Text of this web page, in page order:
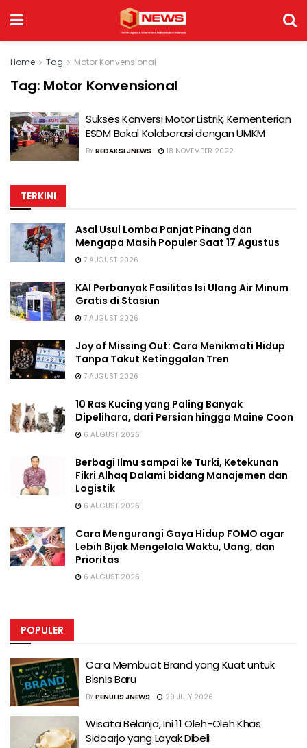
Home Tag Motor Konvensional
Tag: Motor Konvensional
Sukses Konversi Motor Listrik, Kementerian
ESDM Bakal Kolaborasi dengan UMKM
BY REDAKSI JNEWS 18 NOVEMBER 2022
TERKINI
Asal Usul Lomba Panjat Pinang dan
Mengapa Masih Populer Saat 17 Agustus
7 AUGUST 2026
KAI Perbanyak Fasilitas Isi Ulang Air Minum
Gratis di Stasiun
7 AUGUST 2026
Joy of Missing Out: Cara Menikmati Hidup
Tanpa Takut Ketinggalan Tren
7 AUGUST 2026
10 Ras Kucing yang Paling Banyak
Dipelihara, dari Persian hingga Maine Coon
6 AUGUST 2026
Berbagi Ilmu sampai ke Turki, Ketekunan
Fikri Alhaq Dalami bidang Manajemen dan
Logistik
6 AUGUST 2026
Cara Mengurangi Gaya Hidup FOMO agar
Lebih Bijak Mengelola Waktu, Uang, dan
Prioritas
6 AUGUST 2026
POPULER
Cara Membuat Brand yang Kuat untuk
Bisnis Baru
BY PENULIS JNEWS 29 JULY 2026
Wisata Belanja, Ini 11 Oleh-Oleh Khas
Sidoarjo yang Layak Dibeli